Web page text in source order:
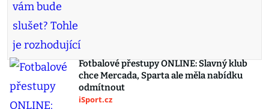
Fotbalové přestupy ONLINE: Slavný klub
chce Mercada, Sparta ale měla nabídku
odmítnout
iSport.cz